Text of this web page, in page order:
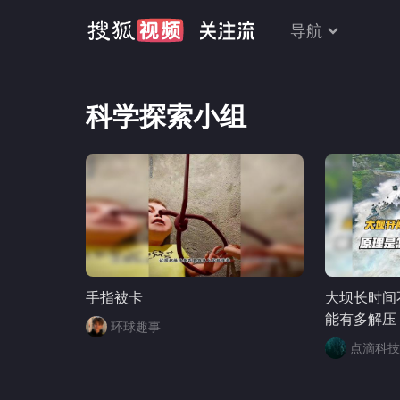
导航
科学探索小组
手指被卡
环球趣事
大坝长时
能有多解
点滴科